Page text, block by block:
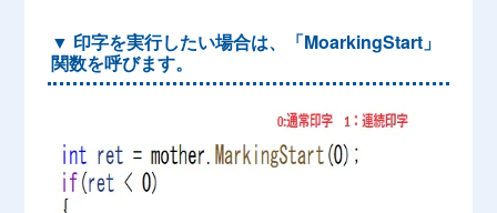
▼ 印字を実行したい場合は、「MoarkingStart」
関数を呼びます。